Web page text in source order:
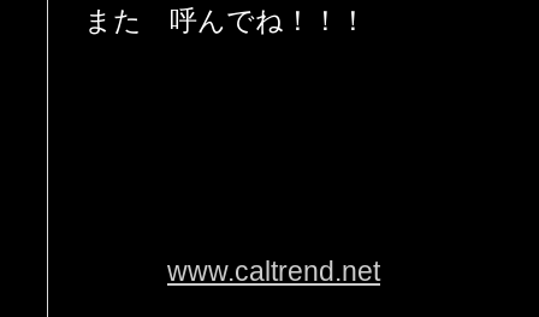
また 呼んでね！！！
www.caltrend.net